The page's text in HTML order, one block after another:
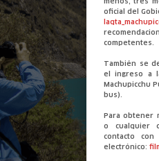
menos, tres
oficial del
competentes.
También se
el ingreso a
Machupicchu
bus).
Para obtener
o cualquier
contacto
electrónico: